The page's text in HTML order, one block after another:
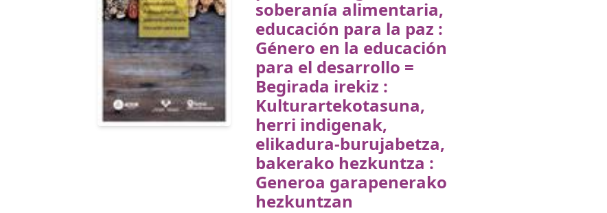
soberanía alimentaria,
educación para la paz :
Género en la educación
para el desarrollo =
Begirada irekiz :
Kulturartekotasuna,
herri indigenak,
elikadura-burujabetza,
bakerako hezkuntza :
Generoa garapenerako
hezkuntzan